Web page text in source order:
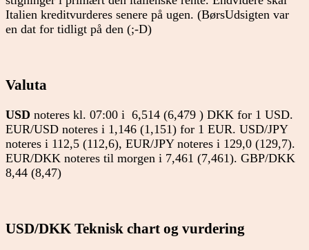
Italien kreditvurderes senere på ugen. (BørsUdsigten var
en dat for tidligt på den (;-D)
Valuta
USD noteres kl. 07:00 i 6,514 (6,479 ) DKK for 1 USD.
EUR/USD noteres i 1,146 (1,151) for 1 EUR. USD/JPY
noteres i 112,5 (112,6), EUR/JPY noteres i 129,0 (129,7).
EUR/DKK noteres til morgen i 7,461 (7,461). GBP/DKK
8,44 (8,47)
USD/DKK Teknisk chart og vurdering